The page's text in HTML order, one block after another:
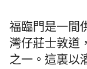
福臨門是一間
灣仔莊士敦道
之一。這裏以